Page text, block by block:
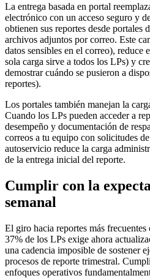
La entrega basada en portal
electrónico con un acceso seguro y
obtienen sus reportes desde portales
archivos adjuntos por correo. Este
datos sensibles en el correo), reduce
sola carga sirve a todos los LPs) y
demostrar cuándo se pusieron a
reportes).
Los portales también manejan la
Cuando los LPs pueden acceder a
desempeño y documentación de
correos a tu equipo con solicitudes
autoservicio reduce la carga
de la entrega inicial del reporte.
Cumplir con la
semanal
El giro hacia reportes más
37% de los LPs exige ahora
una cadencia imposible de sostener
procesos de reporte trimestral.
enfoques operativos